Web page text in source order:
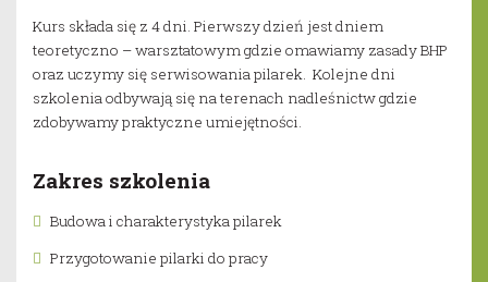
Kurs składa się z 4 dni. Pierwszy dzień jest dniem
teoretyczno – warsztatowym gdzie omawiamy zasady BHP
oraz uczymy się serwisowania pilarek. Kolejne dni
szkolenia odbywają się na terenach nadleśnictw gdzie
zdobywamy praktyczne umiejętności.
Zakres szkolenia
Budowa i charakterystyka pilarek
Przygotowanie pilarki do pracy